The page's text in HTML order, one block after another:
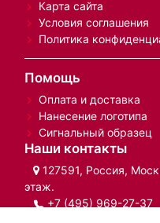
Бренды
Карта сайта
Условия соглашения
Политика
Помощь
Оплата и доставка
Нанесение логотипа
Сигнальный образец
Наши контакты
127591, Россия,
этаж.